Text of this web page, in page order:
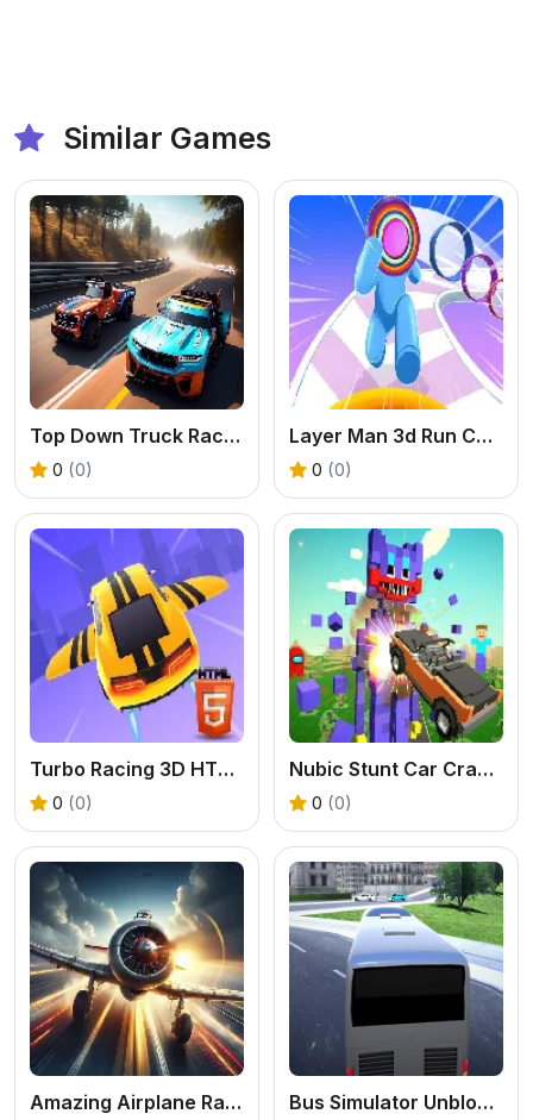
Similar Games
Top Down Truck Racing
0 (0)
Layer Man 3d Run Collect
0 (0)
Turbo Racing 3D HTML5
0 (0)
Nubic Stunt Car Crasher
0 (0)
Amazing Airplane Racer Bus Simulator Unblocked Remastered